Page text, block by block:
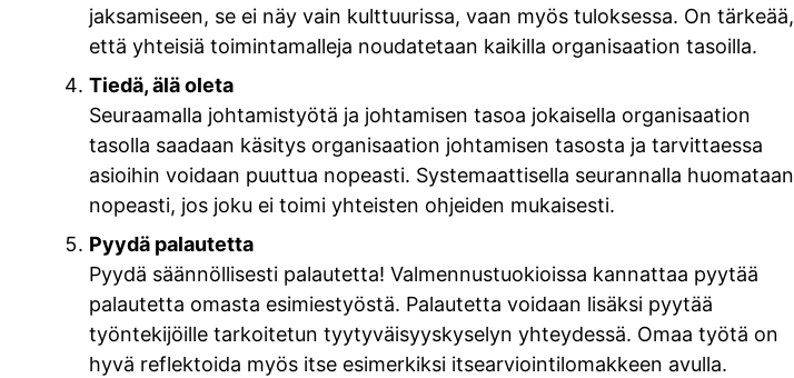
jaksamiseen, se ei näy vain kulttuurissa, vaan myös tuloksessa. On tärkeää,
että yhteisiä toimintamalleja noudatetaan kaikilla organisaation tasoilla.
Tiedä, älä oleta
Seuraamalla johtamistyötä ja johtamisen tasoa jokaisella organisaation
tasolla saadaan käsitys organisaation johtamisen tasosta ja tarvittaessa
asioihin voidaan puuttua nopeasti. Systemaattisella seurannalla huomataan
nopeasti, jos joku ei toimi yhteisten ohjeiden mukaisesti.
Pyydä palautetta
Pyydä säännöllisesti palautetta! Valmennustuokioissa kannattaa pyytää
palautetta omasta esimiestyöstä. Palautetta voidaan lisäksi pyytää
työntekijöille tarkoitetun tyytyväisyyskyselyn yhteydessä. Omaa työtä on
hyvä reflektoida myös itse esimerkiksi itsearviointilomakkeen avulla.